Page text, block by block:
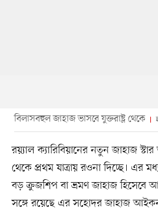
বিলাসবহুল জাহাজ ভাসবে যুক্তরাষ্ট্র থেকে
রয়্যাল ক্যারিবিয়ানের নতুন জাহাজ
থেকে প্রথম যাত্রায় রওনা দিচ্ছে। এর
বড় ক্রুজশিপ বা ভ্রমণ জাহাজ হিসেবে
সঙ্গে রয়েছে এর সহোদর জাহাজ